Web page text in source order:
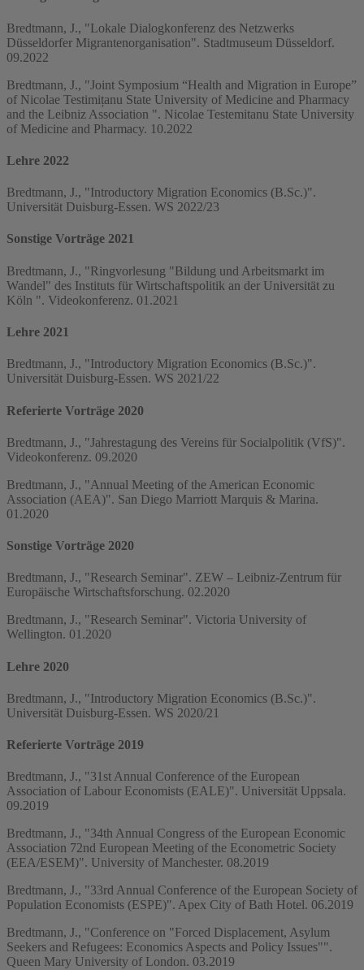
Bredtmann, J., "Lokale Dialogkonferenz des Netzwerks
Düsseldorfer Migrantenorganisation". Stadtmuseum Düsseldorf.
09.2022
Bredtmann, J., "Joint Symposium “Health and Migration in Europe”
of Nicolae Testimițanu State University of Medicine and Pharmacy
and the Leibniz Association ". Nicolae Testemitanu State University
of Medicine and Pharmacy. 10.2022
Lehre 2022
Bredtmann, J., "Introductory Migration Economics (B.Sc.)".
Universität Duisburg-Essen. WS 2022/23
Sonstige Vorträge 2021
Bredtmann, J., "Ringvorlesung "Bildung und Arbeitsmarkt im
Wandel" des Instituts für Wirtschaftspolitik an der Universität zu
Köln ". Videokonferenz. 01.2021
Lehre 2021
Bredtmann, J., "Introductory Migration Economics (B.Sc.)".
Universität Duisburg-Essen. WS 2021/22
Referierte Vorträge 2020
Bredtmann, J., "Jahrestagung des Vereins für Socialpolitik (VfS)".
Videokonferenz. 09.2020
Bredtmann, J., "Annual Meeting of the American Economic
Association (AEA)". San Diego Marriott Marquis & Marina.
01.2020
Sonstige Vorträge 2020
Bredtmann, J., "Research Seminar". ZEW – Leibniz-Zentrum für
Europäische Wirtschaftsforschung. 02.2020
Bredtmann, J., "Research Seminar". Victoria University of
Wellington. 01.2020
Lehre 2020
Bredtmann, J., "Introductory Migration Economics (B.Sc.)".
Universität Duisburg-Essen. WS 2020/21
Referierte Vorträge 2019
Bredtmann, J., "31st Annual Conference of the European
Association of Labour Economists (EALE)". Universität Uppsala.
09.2019
Bredtmann, J., "34th Annual Congress of the European Economic
Association 72nd European Meeting of the Econometric Society
(EEA/ESEM)". University of Manchester. 08.2019
Bredtmann, J., "33rd Annual Conference of the European Society of
Population Economists (ESPE)". Apex City of Bath Hotel. 06.2019
Bredtmann, J., "Conference on "Forced Displacement, Asylum
Seekers and Refugees: Economics Aspects and Policy Issues"".
Queen Mary University of London. 03.2019